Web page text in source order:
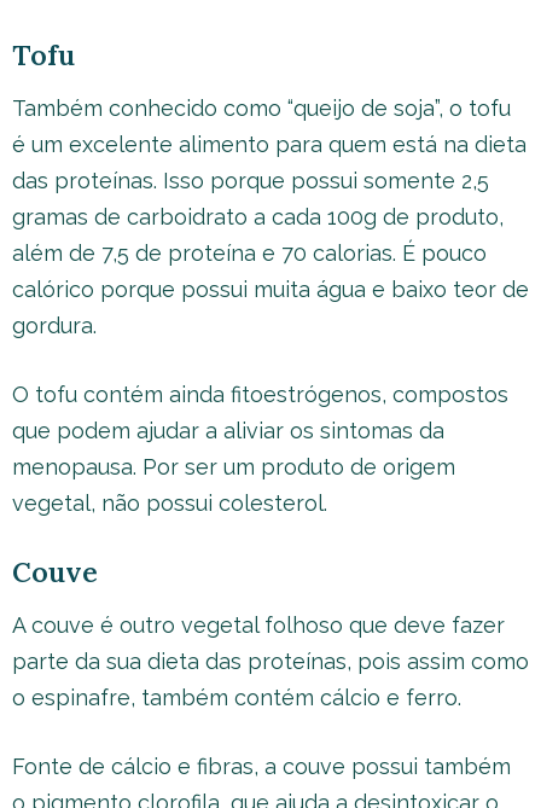
Tofu
Também conhecido como “queijo de soja”, o tofu
é um excelente alimento para quem está na dieta
das proteínas. Isso porque possui somente 2,5
gramas de carboidrato a cada 100g de produto,
além de 7,5 de proteína e 70 calorias. É pouco
calórico porque possui muita água e baixo teor de
gordura.
O tofu contém ainda fitoestrógenos, compostos
que podem ajudar a aliviar os sintomas da
menopausa. Por ser um produto de origem
vegetal, não possui colesterol.
Couve
A couve é outro vegetal folhoso que deve fazer
parte da sua dieta das proteínas, pois assim como
o espinafre, também contém cálcio e ferro.
Fonte de cálcio e fibras, a couve possui também
o pigmento clorofila, que ajuda a desintoxicar o